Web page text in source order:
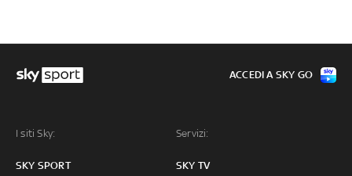
I siti Sky:
SKY SPORT
Servizi:
SKY TV
ACCEDI A SKY GO